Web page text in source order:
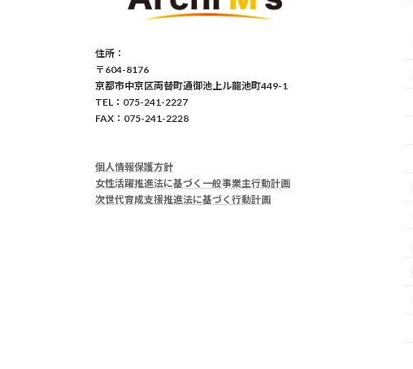
住所：
〒604-8176
京都市中京区両替町通御池上ル龍池町449-1
TEL：075-241-2227
FAX：075-241-2228
個人情報保護方針
女性活躍推進法に基づく一般事業主行動計画
次世代育成支援推進法に基づく行動計画